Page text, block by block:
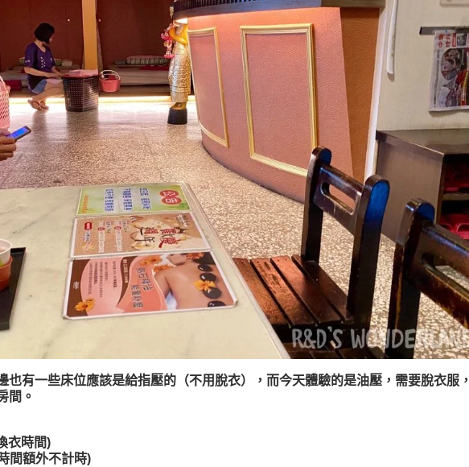
也有一些床位應該是給指壓的（不用脫衣），而今天體驗的是油壓，需要脫衣服，
間。
衣時間)
間額外不計時)